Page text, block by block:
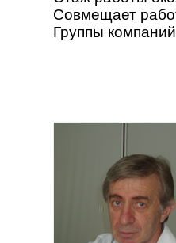
Совмещает
Группы